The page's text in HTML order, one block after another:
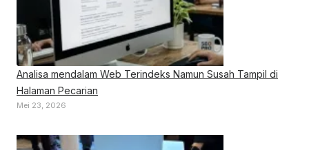
Analisa mendalam Web Terindeks Namun Susah Tampil di
Halaman Pecarian
Mei 23, 2026